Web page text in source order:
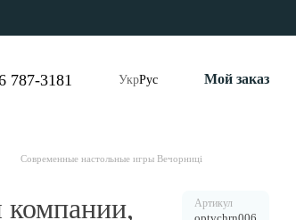
787-3181 УкрРус Мой заказ
Современные настольные игры Вечорниці
Артикул